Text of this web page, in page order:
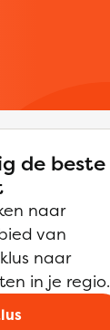
de beste
naar
van
naar
in je regio.